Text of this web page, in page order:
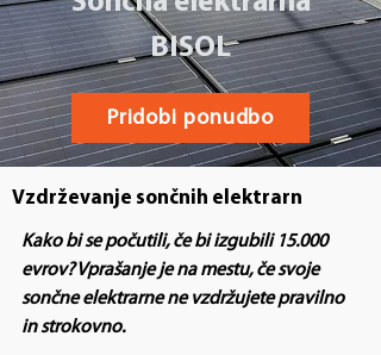
BISOL
Pridobi ponudbo
Vzdrževanje sončnih elektrarn
Kako bi se počutili, če bi izgubili 15.000
evrov? Vprašanje je na mestu, če svoje
sončne elektrarne ne vzdržujete pravilno
in strokovno.